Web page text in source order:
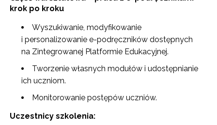
krok po kroku
Wyszukiwanie, modyfikowanie
i personalizowanie e-podręczników dostępnych
na Zintegrowanej Platformie Edukacyjnej.
Tworzenie własnych modułów i udostępnianie
ich uczniom.
Monitorowanie postępów uczniów.
Uczestnicy szkolenia: